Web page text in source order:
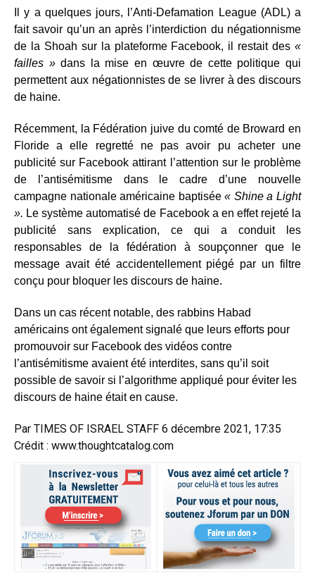
Il y a quelques jours, l’Anti-Defamation League (ADL) a
fait savoir qu’un an après l’interdiction du négationnisme
de la Shoah sur la plateforme Facebook, il restait des «
failles »dans la mise en œuvre de cette politique qui
permettent aux négationnistes de se livrer à des discours
de haine.
Récemment, la Fédération juive du comté de Broward en
Floride a elle regretté ne pas avoir pu acheter une
publicité sur Facebook attirant l’attention sur le problème
de l’antisémitisme dans le cadre d’une nouvelle
campagne nationale américaine baptisée« Shine a Light
». Le système automatisé de Facebook a en effet rejeté la
publicité sans explication, ce qui a conduit les
responsables de la fédération à soupçonner que le
message avait été accidentellement piégé par un filtre
conçu pour bloquer les discours de haine.
Dans un cas récent notable, des rabbins Habad
américains ont également signalé que leurs efforts pour
promouvoir sur Facebook des vidéos contre
l’antisémitisme avaient été interdites, sans qu’il soit
possible de savoir si l’algorithme appliqué pour éviter les
discours de haine était en cause.
Par TIMES OF ISRAEL STAFF 6 décembre 2021, 17:35
Crédit : www.thoughtcatalog.com